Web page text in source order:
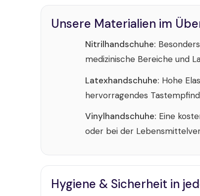
Unsere Materialien im
Nitrilhandschuhe:
medizinische Bereiche und
Latexhandschuhe: Hohe
hervorragendes
Vinylhandschuhe: Eine
oder bei der
Hygiene & Sicherheit in